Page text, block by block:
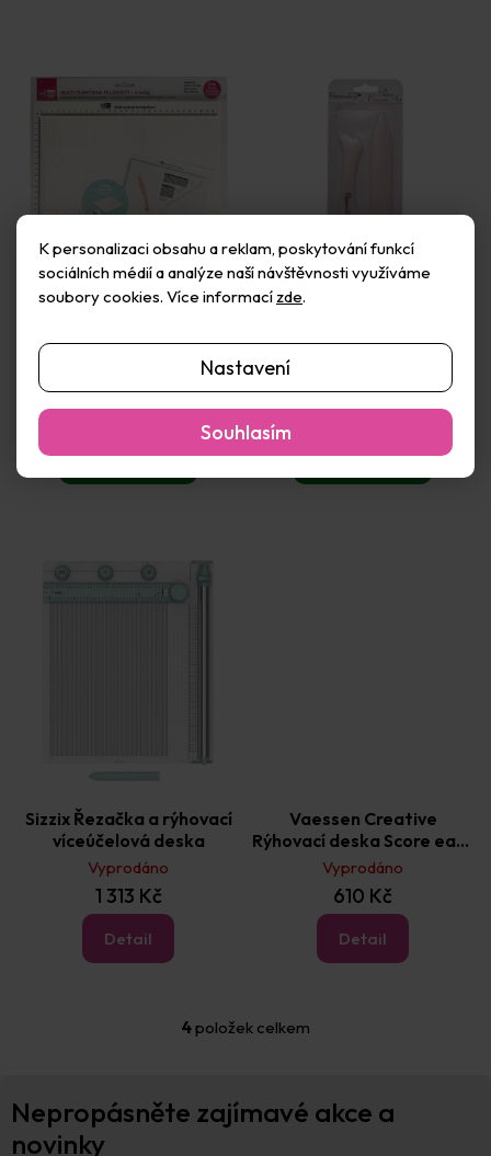
K personalizaci obsahu a reklam, poskytování funkcí
sociálních médií a analýze naší návštěvnosti využíváme
soubory cookies. Více informacízde.
Nastavení
Souhlasím
Efco Rýhovací víceúčelová
deska v centimetrech 30,5
Skladem(6 ks)
870 Kč
Do košíku
West design Pomůcky na
ohýbání papírů 2 ks
Skladem(>50 ks)
60 Kč
Do košíku
Sizzix Řezačka a rýhovací
víceúčelová deska
Vyprodáno
1 313 Kč
Detail
Vaessen Creative
Rýhovací deska Score easy
v centimetrech 30,5 × 30,5
cm
Vyprodáno
610 Kč
Detail
O
d
4položek celkem
Nepropásněte zajímavé akce a
novinky